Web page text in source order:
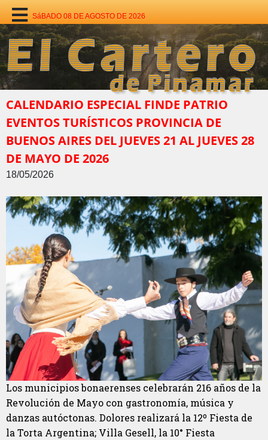
SáBADO 08 DE AGOSTO DE 2026
CALENDARIO ESPECIAL FINDE PATRIO
EVENTOS TURÍSTICOS PROVINCIA DE
BUENOS AIRES DEL JUEVES 21 AL JUEVES 28
DE MAYO DE 2026
18/05/2026
Los municipios bonaerenses celebrarán 216 años de la
Revolución de Mayo con gastronomía, música y
danzas autóctonas. Dolores realizará la 12º Fiesta de
la Torta Argentina; Villa Gesell, la 10° Fiesta